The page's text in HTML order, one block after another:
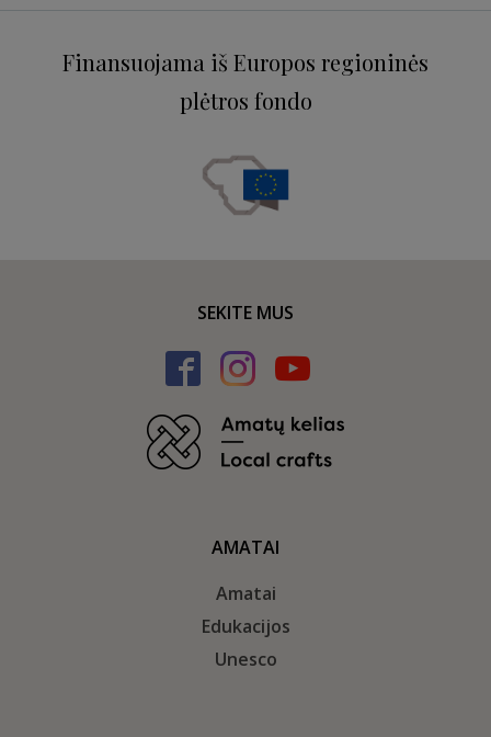
Finansuojama iš Europos regioninės
plėtros fondo
SEKITE MUS
AMATAI
Amatai
Edukacijos
Unesco